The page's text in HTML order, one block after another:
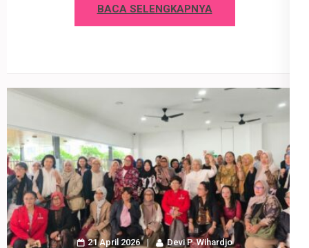
BACA SELENGKAPNYA
21 April 2026 Devi P. Wihardjo